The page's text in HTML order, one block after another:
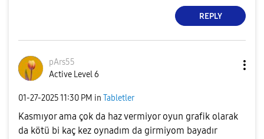
REPLY
pArs55
Active Level 6
‎01-27-202511:30 PM in Tabletler
Kasmıyor ama çok da haz vermiyor oyun grafik olarak
da kötü bi kaç kez oynadım da girmiyom bayadır